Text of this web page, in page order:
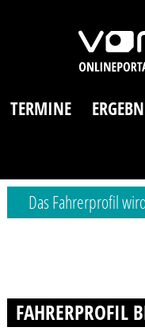
TERMINE
Das Fahrerprofil
FAHRERPROFIL